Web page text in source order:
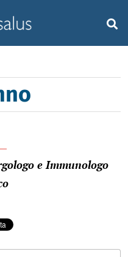
e Immunologo